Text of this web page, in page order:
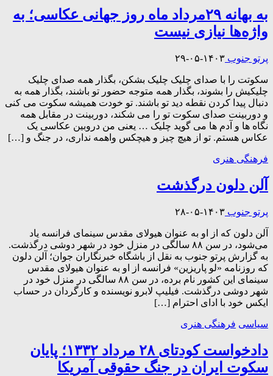
به بهانه ۲۹مرداد ماه روز جهانی عکاسی؛ به
واژه‌ها نیازی نیست
پرتو جنوب ۱۴۰۳-۰۵-۲۹
سکوتت را با صدای چلیک چلیک بشکن، بگذار همه صدای چلیک
چلیکیش را بشوند، بگذار همه متوجه حضور تو باشند، بگذار همه به
دنبال پیدا کردن نقطه دید تو باشند. تو خودت همیشه سکوت می کنی
و دوربینت صدای سکوت تو را می شکند، دوربینت در مقابل همه
نگاه ها و آدم ها می گوید چلیک … یعنی من دروبین عکاسی یک
عکاس هستم. تو از هیچ چیز و هیچکس واهمه نداری، در جنگ و […]
فرهنگی هنری
آلن دلون درگذشت
پرتو جنوب ۱۴۰۳-۰۵-۲۸
آلن دلون که از او به عنوان هیولای مقدس سینمای فرانسه یاد
می‌شود، در سن ۸۸ سالگی در منزل خود در شهر دوشی درگذشت.
به گزارش پرتو جنوب به نقل از باشگاه خبرنگاران جوان؛ آلن دلون
که روزنامه «لو پاریزین» فرانسه از او به عنوان هیولای مقدس
سینمای این کشور نام برده، در سن ۸۸ سالگی در منزل خود در
شهر دوشی درگذشت. فیلیپ لابرو نویسنده و کارگردان در حساب
ایکس خود با ادای احترام […]
سیاسی فرهنگی هنری
دادخواست کودتای ۲۸ مرداد ۱۳۳۲؛ پایان
سکوت ایران در جنگ حقوقی آمریکا